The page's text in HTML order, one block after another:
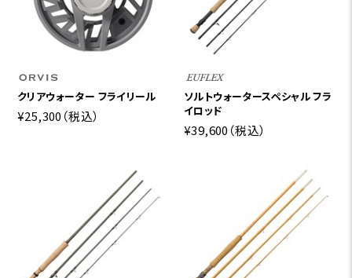
クリアウォーター フライリール
¥25,300 （税込）
ソルトウォータースペシャル フラ
イロッド
¥39,600 （税込）